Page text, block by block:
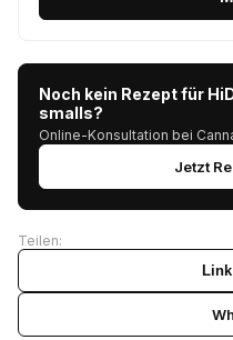
Noch kein Rezept für
smalls?
Online-Konsultation bei
Jetzt
Teilen: